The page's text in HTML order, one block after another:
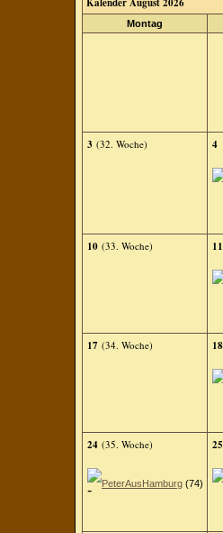
Montag
3 (32. Woche) 4
10 (33. Woche) 11
17 (34. Woche) 18
24 (35. Woche)
PeterAusHamburg (74)
25